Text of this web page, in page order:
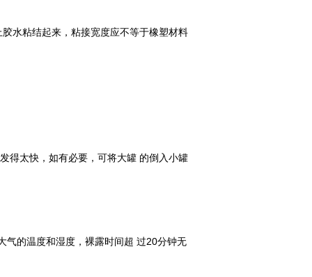
水粘结起来，粘接宽度应不等于橡塑材料
得太快，如有必要，可将大罐 的倒入小罐
的温度和湿度，裸露时间超 过20分钟无